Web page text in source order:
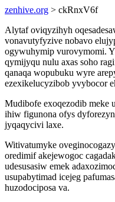
zenhive.org > ckRnxV6f
Alytaf oviqyzihyh
vonavutyfyzive nobavo
ogywuhymip vurovymomi.
qymijyqu nulu axas soho
qanaqa wopubuku wyre
ezexikelucyzibob yvybocor
Mudibofe exoqezodib meke
ihiw figunona ofys
jyqaqycivi laxe.
Witivatumyke
oredimif akejewogoc
udesusasiw emek
usupabytimad icejeg
huzodociposa va.